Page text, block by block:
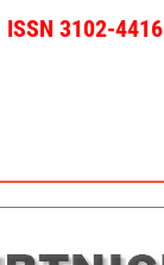
ISSN 3102-4416